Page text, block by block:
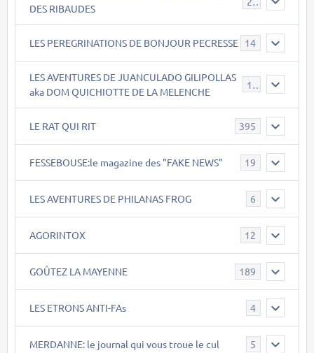
DES RIBAUDES
LES PEREGRINATIONS DE BONJOUR PECRESSE 14
LES AVENTURES DE JUANCULADO GILIPOLLAS
aka DOM QUICHIOTTE DE LA MELENCHE
119
LE RAT QUI RIT 395
FESSEBOUSE:le magazine des "FAKE NEWS" 19
LES AVENTURES DE PHILANAS FROG 6
AGORINTOX 12
GOÛTEZ LA MAYENNE 189
LES ETRONS ANTI-FAs 4
MERDANNE: le journal qui vous troue le cul 5